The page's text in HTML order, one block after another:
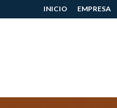
INICIO EMPRESA